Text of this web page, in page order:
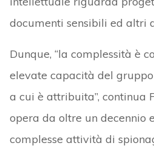
documenti sensibili ed altri
Dunque, “la complessità è
elevate capacità del
a cui è attribuita”, continua
opera da oltre un decennio
complesse attività di